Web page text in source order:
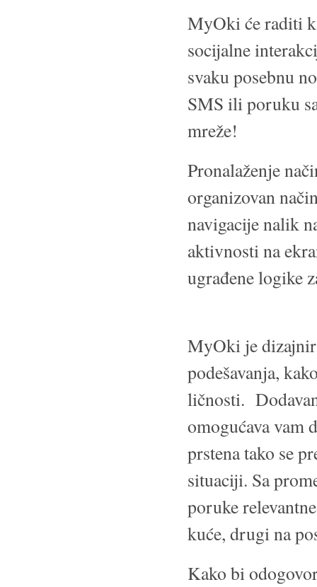
MyOki će raditi
socijalne
svaku posebnu
SMS ili poruku
mreže!
Pronalaženje
organizovan
navigacije nalik
aktivnosti na
ugrađene logike
MyOki je
podešavanja,
ličnosti.
omogućava vam
prstena tako se
situaciji. Sa
poruke
kuće, drugi na
Kako bi